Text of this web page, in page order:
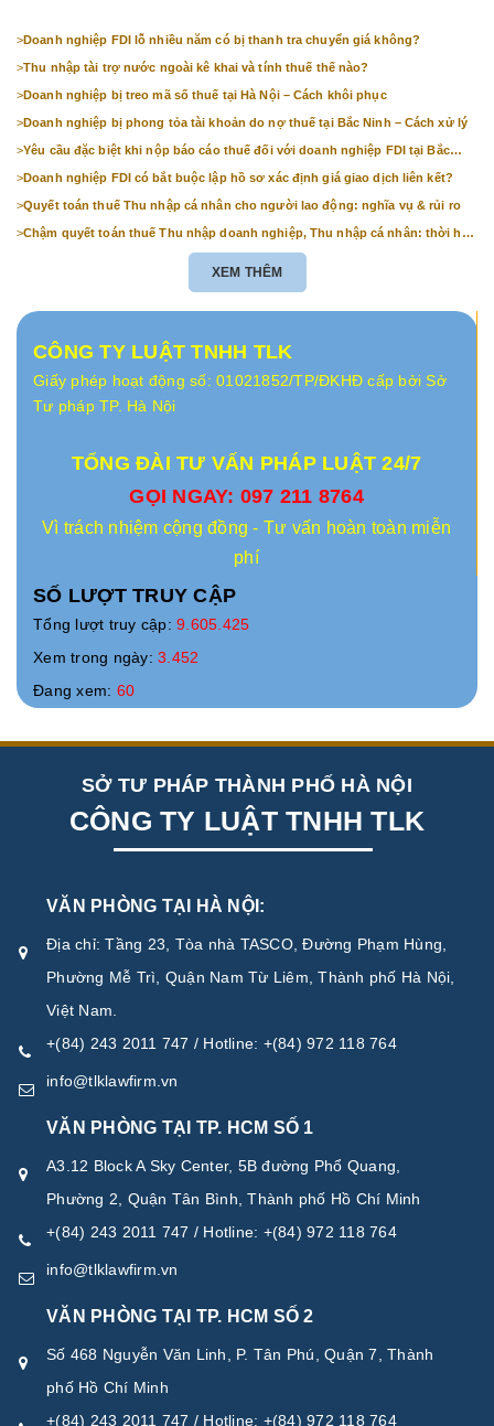
>Doanh nghiệp FDI lỗ nhiều năm có bị thanh tra chuyển giá không?
>Thu nhập tài trợ nước ngoài kê khai và tính thuế thế nào?
>Doanh nghiệp bị treo mã số thuế tại Hà Nội – Cách khôi phục
>Doanh nghiệp bị phong tỏa tài khoản do nợ thuế tại Bắc Ninh – Cách xử lý
>Yêu cầu đặc biệt khi nộp báo cáo thuế đối với doanh nghiệp FDI tại Bắc
>Doanh nghiệp FDI có bắt buộc lập hồ sơ xác định giá giao dịch liên kết?
>Quyết toán thuế Thu nhập cá nhân cho người lao động: nghĩa vụ & rủi ro
>Chậm quyết toán thuế Thu nhập doanh nghiệp, Thu nhập cá nhân: thời hạn
XEM THÊM
CÔNG TY LUẬT TNHH TLK
Giấy phép hoạt động số: 01021852/TP/ĐKHĐ cấp bởi Sở
Tư pháp TP. Hà Nội
TỔNG ĐÀI TƯ VẤN PHÁP LUẬT 24/7
GỌI NGAY: 097 211 8764
Vì trách nhiệm cộng đồng - Tư vấn hoàn toàn miễn
phí
SỐ LƯỢT TRUY CẬP
Tổng lượt truy cập: 9.605.425
Xem trong ngày: 3.452
Đang xem: 60
SỞ TƯ PHÁP THÀNH PHỐ HÀ NỘI
CÔNG TY LUẬT TNHH TLK
VĂN PHÒNG TẠI HÀ NỘI:
Địa chỉ: Tầng 23, Tòa nhà TASCO, Đường Phạm Hùng,
Phường Mễ Trì, Quận Nam Từ Liêm, Thành phố Hà Nội,
Việt Nam.
+(84) 243 2011 747 / Hotline: +(84) 972 118 764
info@tlklawfirm.vn
VĂN PHÒNG TẠI TP. HCM SỐ 1
A3.12 Block A Sky Center, 5B đường Phổ Quang,
Phường 2, Quận Tân Bình, Thành phố Hồ Chí Minh
+(84) 243 2011 747 / Hotline: +(84) 972 118 764
info@tlklawfirm.vn
VĂN PHÒNG TẠI TP. HCM SỐ 2
Số 468 Nguyễn Văn Linh, P. Tân Phú, Quận 7, Thành
phố Hồ Chí Minh
+(84) 243 2011 747 / Hotline: +(84) 972 118 764